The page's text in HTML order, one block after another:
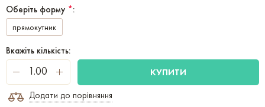
Оберіть форму *:
прямокутник
Вкажіть кількість:
КУПИТИ
Додати до порівняння